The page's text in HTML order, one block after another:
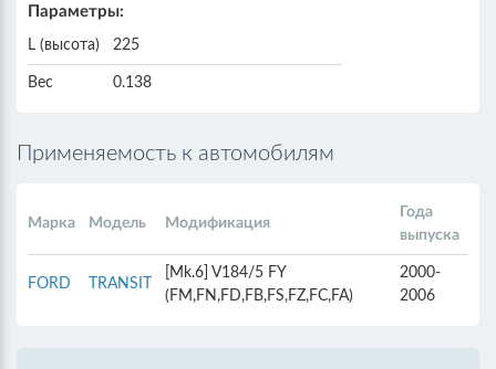
Параметры:
L (высота) 225
Вес 0.138
Применяемость к автомобилям
Марка Модель Модификация
Года
выпуска
FORD TRANSIT
[Mk.6] V184/5 FY
(FM,FN,FD,FB,FS,FZ,FC,FA)
2000-
2006